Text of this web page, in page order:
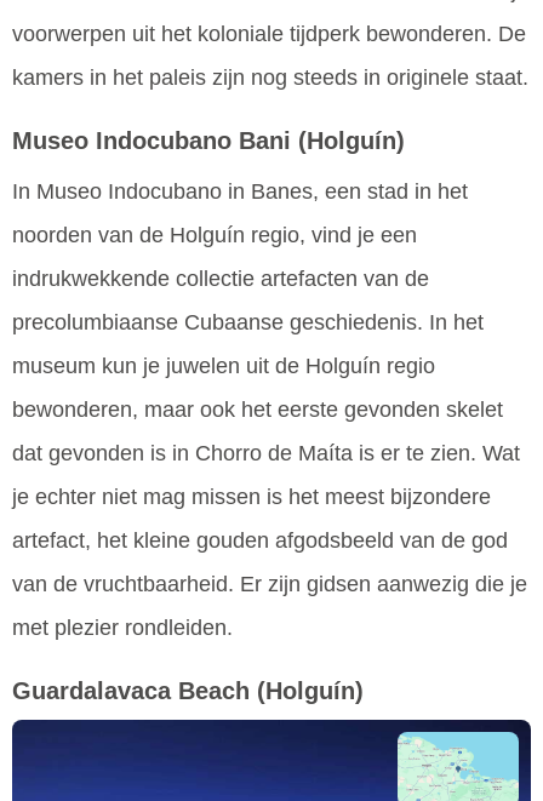
voorwerpen uit het koloniale tijdperk bewonderen. De
kamers in het paleis zijn nog steeds in originele staat.
Museo Indocubano Bani (Holguín)
In Museo Indocubano in Banes, een stad in het
noorden van de Holguín regio, vind je een
indrukwekkende collectie artefacten van de
precolumbiaanse Cubaanse geschiedenis. In het
museum kun je juwelen uit de Holguín regio
bewonderen, maar ook het eerste gevonden skelet
dat gevonden is in Chorro de Maíta is er te zien. Wat
je echter niet mag missen is het meest bijzondere
artefact, het kleine gouden afgodsbeeld van de god
van de vruchtbaarheid. Er zijn gidsen aanwezig die je
met plezier rondleiden.
Guardalavaca Beach (Holguín)